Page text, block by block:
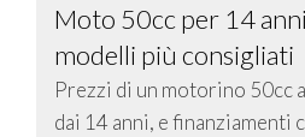
Moto 50cc per 14
modelli più consigliati
Prezzi di un motorino 50cc
dai 14 anni, e finanziamenti